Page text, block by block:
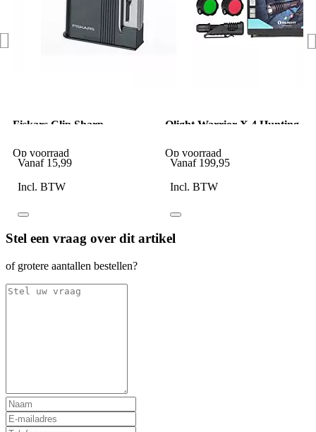
Fiskars Clip Sharp
scharenslijper
Op voorraad
Vanaf 15,99
Incl. BTW
Olight Warrior X 4 Hunting
Op voorraad
Vanaf 199,95
Incl. BTW
Stel een vraag over dit artikel
of grotere aantallen bestellen?